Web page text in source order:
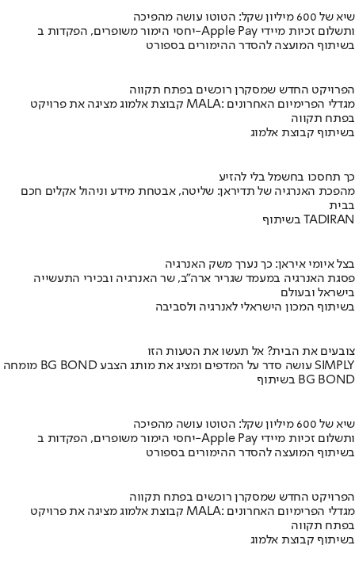
שיא של 600 מיליון שקל: הטוטו עושה מהפיכה
יחסי הימור משופרים, הפקדות ב-Apple Pay ותשלום זכיות מיידי
בשיתוף המועצה להסדר ההימורים בספורט
הפרויקט החדש שמסקרן רוכשים בפתח תקווה
קבוצת אלמוג מציגה את פרויקט MALA: מגדלי הפרימיום האחרונים
בפתח תקווה
בשיתוף קבוצת אלמוג
כך תחסכו בחשמל בלי להזיע
מהפכת האנרגיה של תדיראן: שליטה, אבטחת מידע וניהול אקלים חכם
בבית
בשיתוף TADIRAN
בצל איומי איראן: כך נערך משק האנרגיה
פסגת האנרגיה במעמד שגריר ארה"ב, שר האנרגיה ובכירי התעשייה
בישראל ובעולם
בשיתוף המכון הישראלי לאנרגיה ולסביבה
צובעים את הבית? אל תעשו את הטעות הזו
מומחה BG BOND עושה סדר על המדפים ומציג את מותג הצבע SIMPLY
בשיתוף BG BOND
שיא של 600 מיליון שקל: הטוטו עושה מהפיכה
יחסי הימור משופרים, הפקדות ב-Apple Pay ותשלום זכיות מיידי
בשיתוף המועצה להסדר ההימורים בספורט
הפרויקט החדש שמסקרן רוכשים בפתח תקווה
קבוצת אלמוג מציגה את פרויקט MALA: מגדלי הפרימיום האחרונים
בפתח תקווה
בשיתוף קבוצת אלמוג